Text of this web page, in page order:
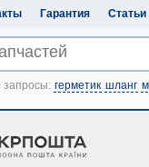
Гарантия Статьи
запросы: герметик шланг